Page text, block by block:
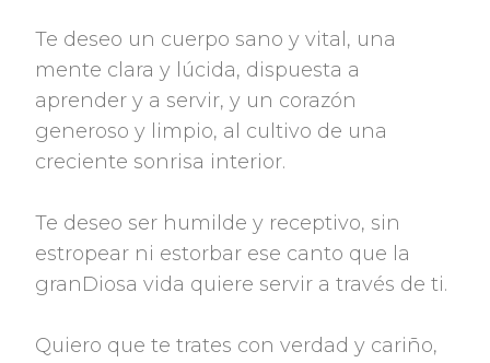
Te deseo un cuerpo sano y vital, una
mente clara y lúcida, dispuesta a
aprender y a servir, y un corazón
generoso y limpio, al cultivo de una
creciente sonrisa interior.
Te deseo ser humilde y receptivo, sin
estropear ni estorbar ese canto que la
granDiosa vida quiere servir a través de ti.
Quiero que te trates con verdad y cariño,